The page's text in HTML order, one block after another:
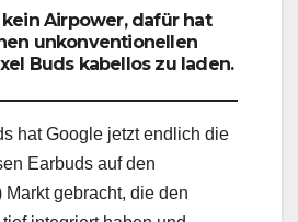
Airpower, dafür hat
unkonventionellen
Buds kabellos zu laden.
hat Google jetzt endlich die
Earbuds auf den
gebracht, die den